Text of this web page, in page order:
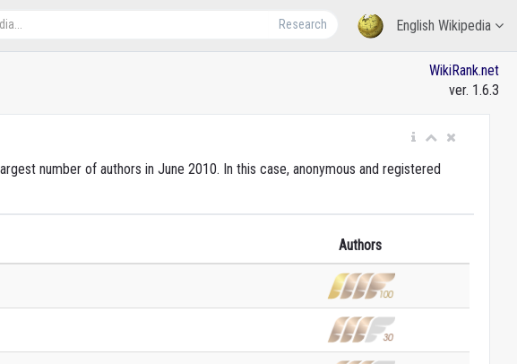
English Wikipedia
Research
WikiRank.net
ver. 1.6.3
number of authors in June 2010. In this case, anonymous and registered
Authors